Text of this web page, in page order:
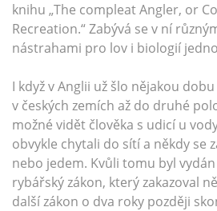
knihu „The compleat Angler, or
Recreation.“ Zabývá se v ní
nástrahami pro lov i biologií
I když v Anglii už šlo nějakou
v českých zemích až do druhé
možné vidět člověka s udicí u
obvykle chytali do sítí a někdy se
nebo jedem. Kvůli tomu byl
rybářský zákon, který zakazoval
další zákon o dva roky později